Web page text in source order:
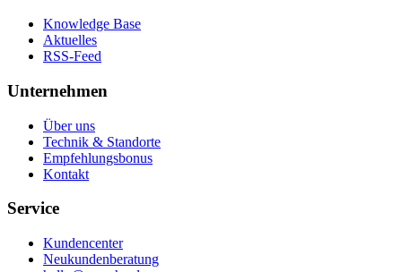
Knowledge Base
Aktuelles
RSS-Feed
Unternehmen
Über uns
Technik & Standorte
Empfehlungsbonus
Kontakt
Service
Kundencenter
Neukundenberatung